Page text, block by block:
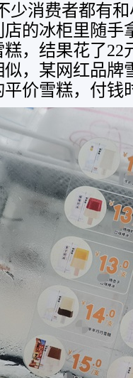
少消费者都有
店的冰柜里随手
，结果花了22
，某网红品牌
平价雪糕，付钱